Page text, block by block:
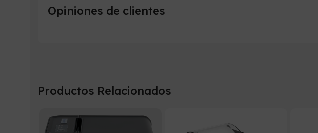
Opiniones de clientes
Productos Relacionados